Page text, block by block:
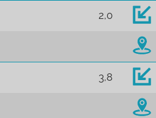
2,0
3,8